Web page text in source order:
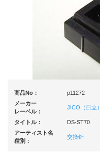
商品No：
p11272
メーカー
レーベル：
JICO（日立）
タイトル：
DS-ST70
アーティスト名
種別：
交換針